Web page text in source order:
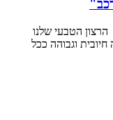
הטבעי שלנו
וגבוהה ככל